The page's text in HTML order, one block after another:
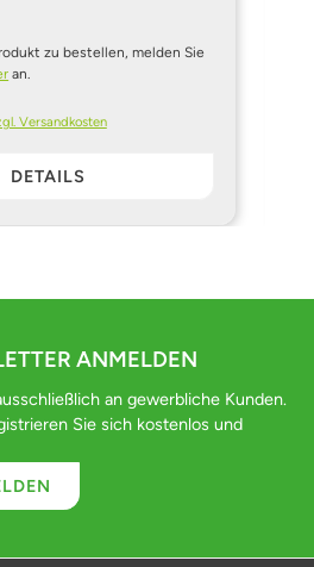
zu bestellen, melden Sie
an.
Versandkosten
DETAILS
ANMELDEN
an gewerbliche Kunden.
Sie sich kostenlos und